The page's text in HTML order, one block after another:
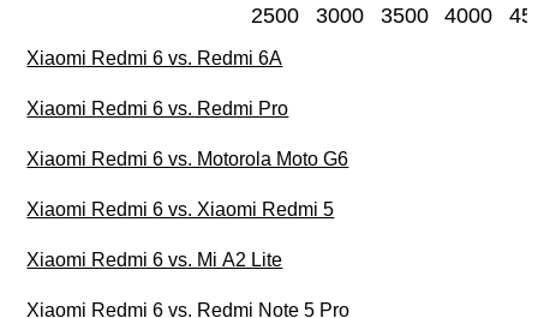
2500 3000 3500 4000
Xiaomi Redmi 6 vs. Redmi 6A
Xiaomi Redmi 6 vs. Redmi Pro
Xiaomi Redmi 6 vs. Motorola Moto G6
Xiaomi Redmi 6 vs. Xiaomi Redmi 5
Xiaomi Redmi 6 vs. Mi A2 Lite
Xiaomi Redmi 6 vs. Redmi Note 5 Pro